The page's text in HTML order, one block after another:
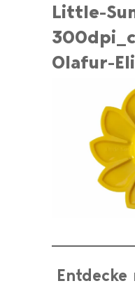
Little-
Olafur-